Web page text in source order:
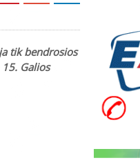
tik bendrosios
Galios